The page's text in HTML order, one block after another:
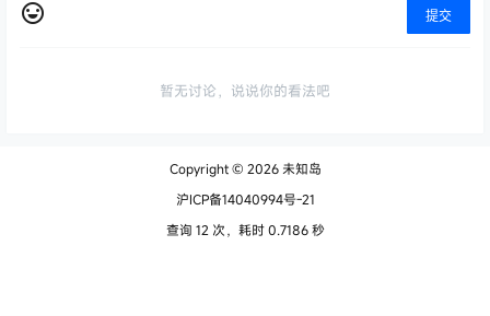
提交
暂无讨论，说说你的看法吧
Copyright © 2026未知岛
沪ICP备14040994号-21
查询 12 次，耗时 0.7186 秒